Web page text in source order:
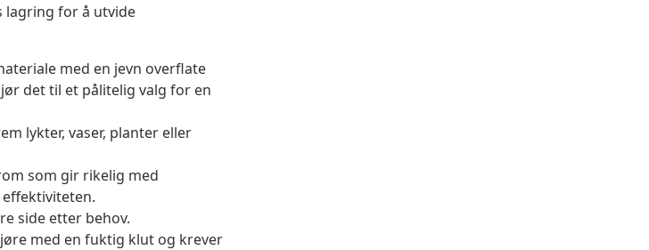
lagring for å utvide
med en jevn overflate
det til et pålitelig valg for en
lykter, vaser, planter eller
som gir rikelig med
side etter behov.
med en fuktig klut og krever